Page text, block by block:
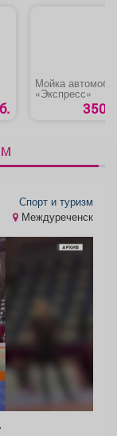
Мойка
«Экспресс»
350
Спорт и туризм
Междуреченск